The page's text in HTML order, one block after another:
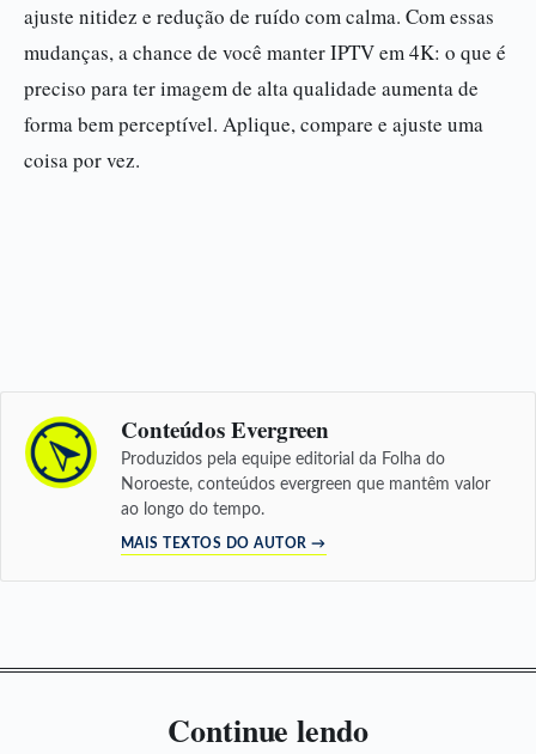
ajuste nitidez e redução de ruído com calma. Com essas
mudanças, a chance de você manter IPTV em 4K: o que é
preciso para ter imagem de alta qualidade aumenta de
forma bem perceptível. Aplique, compare e ajuste uma
coisa por vez.
Conteúdos Evergreen
Produzidos pela equipe editorial da Folha do
Noroeste, conteúdos evergreen que mantêm valor
ao longo do tempo.
MAIS TEXTOS DO AUTOR →
Continue lendo